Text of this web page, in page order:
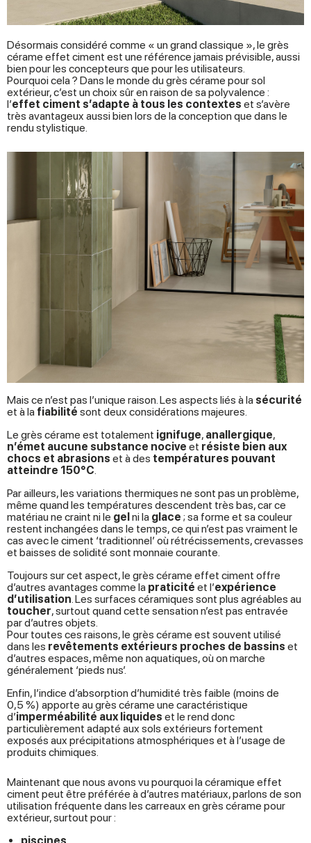
Désormais considéré comme « un grand classique », le grès
cérame effet ciment est une référence jamais prévisible, aussi
bien pour les concepteurs que pour les utilisateurs.
Pourquoi cela ? Dans le monde du grès cérame pour sol
extérieur, c’est un choix sûr en raison de sa polyvalence :
l’effet ciment s’adapte à tous les contextes et s’avère
très avantageux aussi bien lors de la conception que dans le
rendu stylistique.
Mais ce n’est pas l’unique raison. Les aspects liés à la sécurité
et à la fiabilité sont deux considérations majeures.
Le grès cérame est totalement ignifuge, anallergique,
n’émet aucune substance nocive et résiste bien aux
chocs et abrasions et à des températures pouvant
atteindre 150°C.
Par ailleurs, les variations thermiques ne sont pas un problème,
même quand les températures descendent très bas, car ce
matériau ne craint ni le gelni la glace ; sa forme et sa couleur
restent inchangées dans le temps, ce qui n’est pas vraiment le
cas avec le ciment ‘traditionnel’ où rétrécissements, crevasses
et baisses de solidité sont monnaie courante.
Toujours sur cet aspect, le grès cérame effet ciment offre
d’autres avantages comme la praticité et l’expérience
d’utilisation. Les surfaces céramiques sont plus agréables au
toucher, surtout quand cette sensation n’est pas entravée
par d’autres objets.
Pour toutes ces raisons, le grès cérame est souvent utilisé
dans les revêtements extérieurs proches de bassins et
d’autres espaces, même non aquatiques, où on marche
généralement ‘pieds nus’.
Enfin, l’indice d’absorption d’humidité très faible (moins de
0,5 %) apporte au grès cérame une caractéristique
d’imperméabilité aux liquides et le rend donc
particulièrement adapté aux sols extérieurs fortement
exposés aux précipitations atmosphériques et à l’usage de
produits chimiques.
Maintenant que nous avons vu pourquoi la céramique effet
ciment peut être préférée à d’autres matériaux, parlons de son
utilisation fréquente dans les carreaux en grès cérame pour
extérieur, surtout pour :